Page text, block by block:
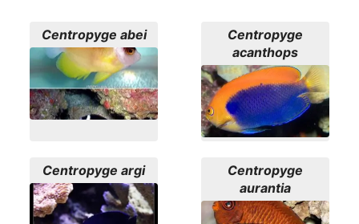
Centropyge abei
Centropyge
acanthops
Centropyge argi
Centropyge
aurantia